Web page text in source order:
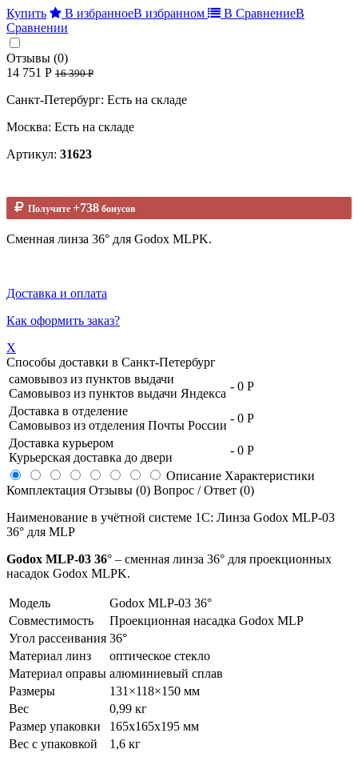
Купить В избранноеВ избранном В СравнениеВ
Сравнении
Отзывы (0)
14 751 Р 16 390 Р
Санкт-Петербург: Есть на складе
Москва: Есть на складе
Артикул: 31623
Получите +738 бонусов
Cменная линза 36° для Godox MLPK.
Доставка и оплата
Как оформить заказ?
X
Способы доставки в Санкт-Петербург
самовывоз из пунктов выдачи
Самовывоз из пунктов выдачи Яндекса
- 0 Р
Доставка в отделение
Самовывоз из отделения Почты России
- 0 Р
Доставка курьером
Курьерская доставка до двери
- 0 Р
Описание Характеристики
Комплектация Отзывы (0) Вопрос / Ответ (0)
Наименование в учётной системе 1С: Линза Godox MLP-03
36° для MLP
Godox MLP-03 36° – cменная линза 36° для проекционных
насадок Godox MLPK.
Модель
Godox MLP-03 36°
Совместимость
Проекционная насадка Godox MLP
Угол рассеивания 36°
Материал линз
оптическое стекло
Материал оправы алюминиевый сплав
Размеры
131×118×150 мм
Вес
0,99 кг
Размер упаковки
165х165х195 мм
Вес с упаковкой
1,6 кг